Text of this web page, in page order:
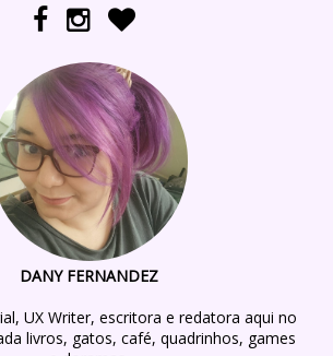
DANY FERNANDEZ
UX Writer, escritora e redatora aqui no
livros, gatos, café, quadrinhos, games